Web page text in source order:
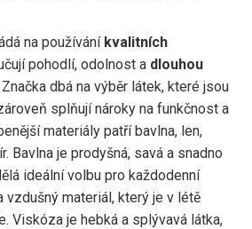
na používání kvalitních
pohodlí, odolnost a dlouhou
Značka dbá na výběr látek, které jsou
splňují nároky na funkčnost a
materiály patří bavlna, len,
Bavlna je prodyšná, savá a snadno
ideální volbu pro každodenní
vzdušný materiál, který je v létě
Viskóza je hebká a splývavá látka,